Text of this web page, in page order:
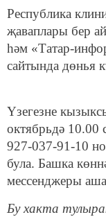
Республика
җаваплары бер
һәм «Татар-
сайтында дөнья
Үзегезне
октябрьдә 10.00
927-037-91-10
була. Башка
мессенджеры
Бу хакта